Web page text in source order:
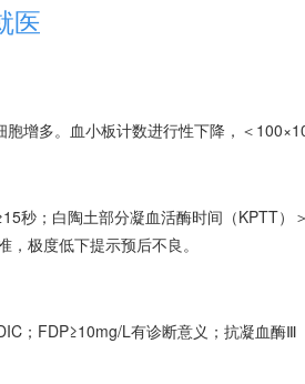
医
增多。血小板计数进行性下降，＜
秒；白陶土部分凝血活酶时间（KPTT）
极度低下提示预后不良。
；FDP≥10mg/L有诊断意义；抗凝血酶Ⅲ